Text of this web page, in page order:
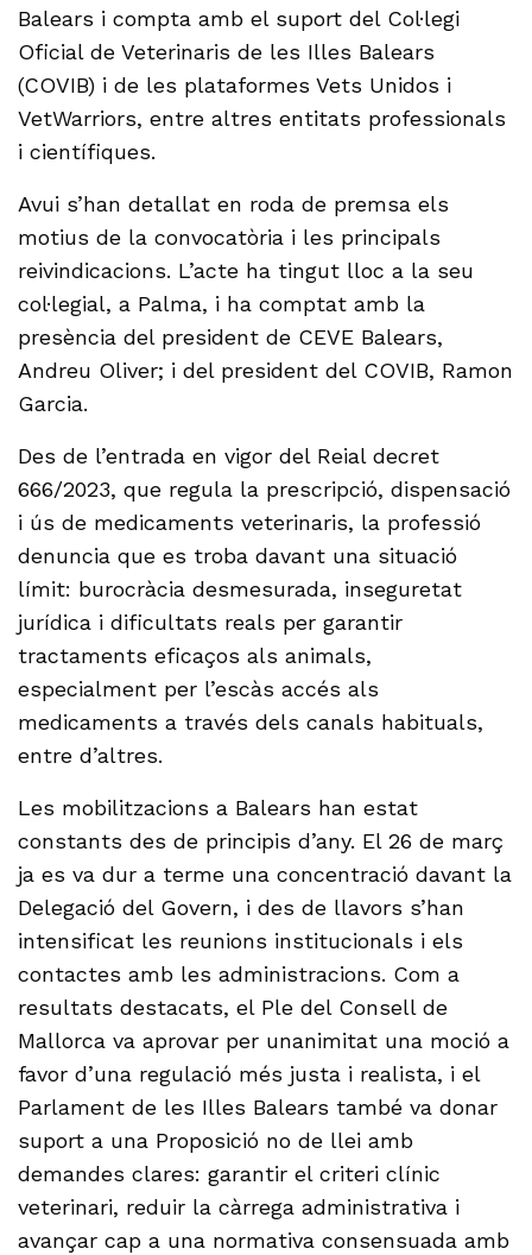
Balears i compta amb el suport del Col·legi
Oficial de Veterinaris de les Illes Balears
(COVIB) i de les plataformes Vets Unidos i
VetWarriors, entre altres entitats professionals
i científiques.
Avui s’han detallat en roda de premsa els
motius de la convocatòria i les principals
reivindicacions. L’acte ha tingut lloc a la seu
col·legial, a Palma, i ha comptat amb la
presència del president de CEVE Balears,
Andreu Oliver; i del president del COVIB, Ramon
Garcia.
Des de l’entrada en vigor del Reial decret
666/2023, que regula la prescripció, dispensació
i ús de medicaments veterinaris, la professió
denuncia que es troba davant una situació
límit: burocràcia desmesurada, inseguretat
jurídica i dificultats reals per garantir
tractaments eficaços als animals,
especialment per l’escàs accés als
medicaments a través dels canals habituals,
entre d’altres.
Les mobilitzacions a Balears han estat
constants des de principis d’any. El 26 de març
ja es va dur a terme una concentració davant la
Delegació del Govern, i des de llavors s’han
intensificat les reunions institucionals i els
contactes amb les administracions. Com a
resultats destacats, el Ple del Consell de
Mallorca va aprovar per unanimitat una moció a
favor d’una regulació més justa i realista, i el
Parlament de les Illes Balears també va donar
suport a una Proposició no de llei amb
demandes clares: garantir el criteri clínic
veterinari, reduir la càrrega administrativa i
avançar cap a una normativa consensuada amb